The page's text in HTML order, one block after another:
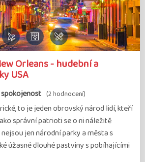
Orleans - hudební a
USA
(2 hodnocení)
to je jeden obrovský národ lidí, kteří
správní patrioti se o ni náležitě
jen národní parky a města s
úžasné dlouhé pastviny s pobíhajícími